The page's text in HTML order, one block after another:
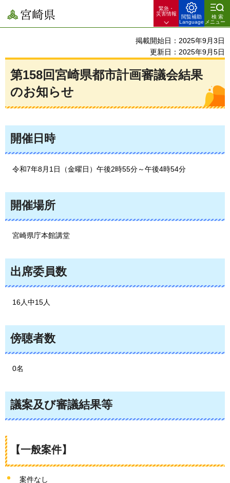
宮崎県
緊急・
災害情報
閲覧補助
Language
検索
メニュー
掲載開始日：2025年9月3日
更新日：2025年9月5日
第158回宮崎県都市計画審議会結果
のお知らせ
開催日時
令和7年8月1日（金曜日）午後2時55分～午後4時54分
開催場所
宮崎県庁本館講堂
出席委員数
16人中15人
傍聴者数
0名
議案及び審議結果等
【一般案件】
案件なし